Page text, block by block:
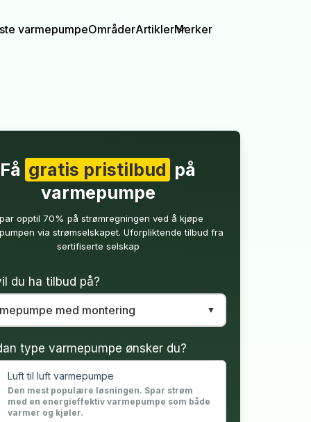
varmepumpeOmråderArtiklerMerker
Få gratis pristilbud på
varmepumpe
opptil 70% på strømregningen ved å kjøpe
via strømselskapet. Uforpliktende tilbud fra
sertifiserte selskap
du ha tilbud på?
type varmepumpe ønsker du?
Luft til luft varmepumpe
Den mest populære løsningen. Spar strøm
med en energieffektiv varmepumpe som både
varmer og kjøler.